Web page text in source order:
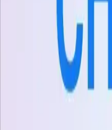
HubSpot
Nghiên cứu trường hợp
+84 935 755 117
Book Demo